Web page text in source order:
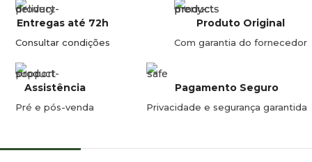
Entregas até 72h
Consultar condições
Produto Original
Com garantia do fornecedor
Assistência
Pré e pós-venda
Pagamento Seguro
Privacidade e segurança garantida